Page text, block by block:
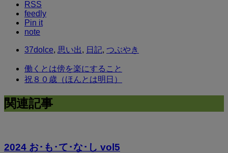
RSS
feedly
Pin it
note
37dolce, 思い出, 日記, つぶやき
働くとは傍を楽にすること
祝８０歳（ほんとは明日）
関連記事
2024 お･も･て･な･し vol5